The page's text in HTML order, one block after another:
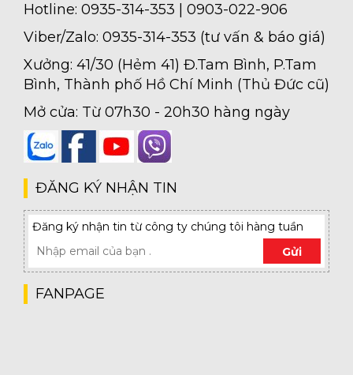
Hotline: 0935-314-353 | 0903-022-906
Viber/Zalo: 0935-314-353 (tư vấn & báo giá)
Xưởng: 41/30 (Hẻm 41) Đ.Tam Bình, P.Tam
Bình, Thành phố Hồ Chí Minh (Thủ Đức cũ)
Mở cửa: Từ 07h30 - 20h30 hàng ngày
ĐĂNG KÝ NHẬN TIN
Đăng ký nhận tin từ công ty chúng tôi hàng tuần
Gửi
FANPAGE